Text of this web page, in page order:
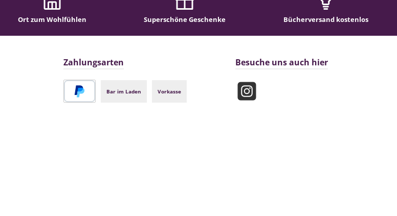
Ort zum Wohlfühlen Superschöne Geschenke Bücherversand kostenlos
Zahlungsarten
Vorkasse
Bar im Laden
Besuche uns auch hier
Instagram